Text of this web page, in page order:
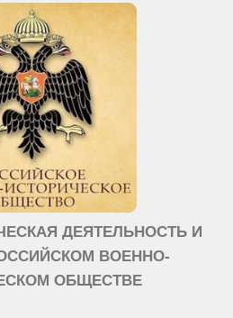
ДЕЯТЕЛЬНОСТЬ И
ВОЕННО-
ОБЩЕСТВЕ